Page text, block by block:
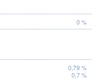
0 %
0,79 %
0,7 %